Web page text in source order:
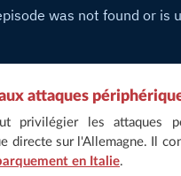
attaques
privilégier les attaques
directe sur l'Allemagne. Il
en Italie.